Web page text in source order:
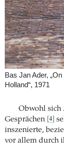
Bas Jan Ader,
Holland“, 1971
Obwohl sich
Gesprächen
[4]
inszenierte,
vor allem durch